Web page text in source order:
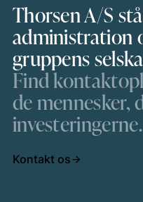
Thorsen A/S
administration
gruppens
Find
de mennesker,
investeringerne.
Kontakt os